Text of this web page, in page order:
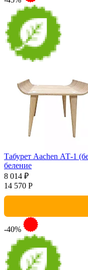
Табурет Aachen АТ-1
беление
8 014 ₽
14 570 Р
-40%